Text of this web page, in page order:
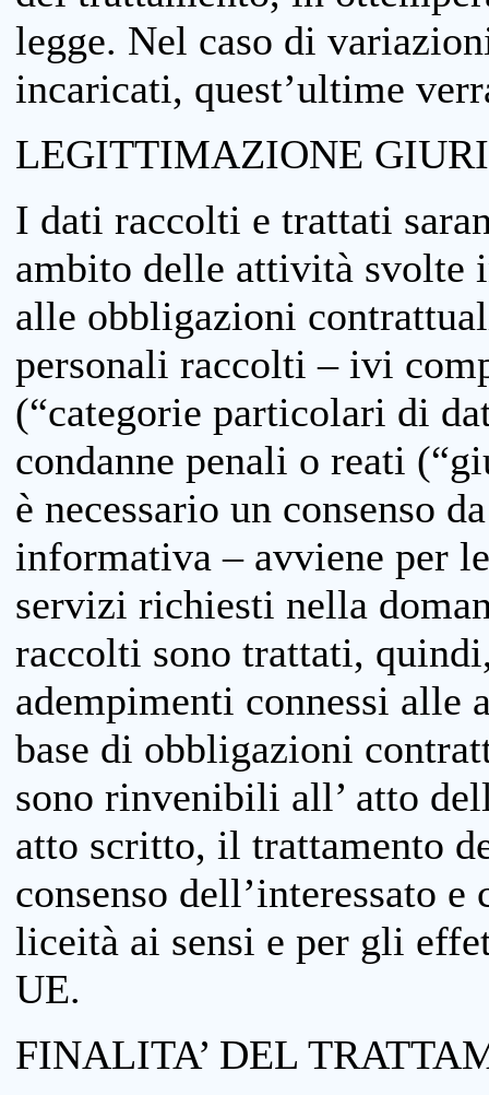
legge. Nel caso di
incaricati, quest’ultime
LEGITTIMAZIONE
I dati raccolti e trattati
ambito delle attività svolte
alle obbligazioni
personali raccolti – ivi
(“categorie particolari di
condanne penali o reati
è necessario un consenso
informativa – avviene per
servizi richiesti nella
raccolti sono trattati,
adempimenti connessi
base di obbligazioni
sono rinvenibili all’ atto
atto scritto, il trattamento
consenso dell’interessato
liceità ai sensi e per gli
UE.
FINALITA’ DEL